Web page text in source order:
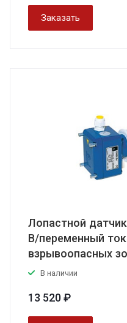
Заказать
Лопастной
В/переменный
взрывоопасных
В наличии
13 520 ₽